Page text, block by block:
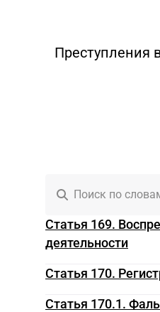
Преступления
Поиск по
Статья 169.
деятельности
Статья 170.
Статья 170.1.